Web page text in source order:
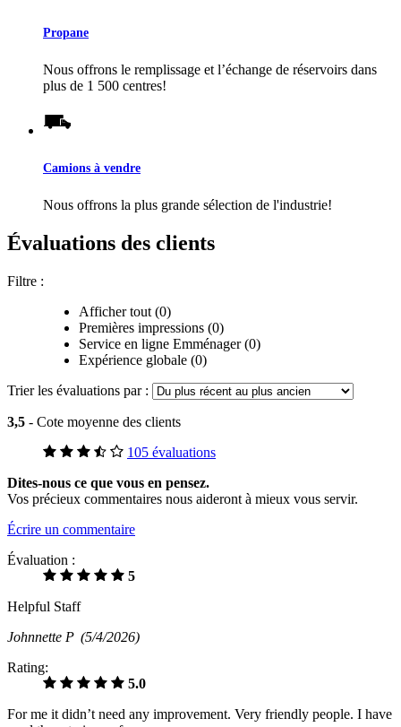
Propane
Nous offrons le remplissage et l’échange de réservoirs dans
plus de 1 500 centres!
Camions à vendre
Nous offrons la plus grande sélection de l'industrie!
Évaluations des clients
Filtre :
Afficher tout (0)
Premières impressions (0)
Service en ligne Emménager (0)
Expérience globale (0)
Trier les évaluations par :
3,5 - Cote moyenne des clients
105 évaluations
Dites-nous ce que vous en pensez.
Vos précieux commentaires nous aideront à mieux vous servir.
Écrire un commentaire
Évaluation :
5
Helpful Staff
Johnnette P (5/4/2026)
Rating:
5.0
For me it didn’t need any improvement. Very friendly people. I have